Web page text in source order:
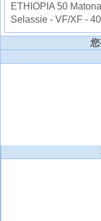
ETHIOPIA 50
Selassie - VF/XF -